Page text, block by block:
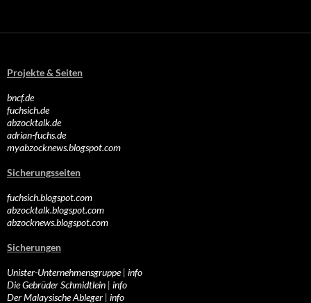
Projekte & Seiten
bncf.de
fuchsich.de
abzocktalk.de
adrian-fuchs.de
myabzocknews.blogspot.com
Sicherungsseiten
fuchsich.blogspot.com
abzocktalk.blogspot.com
abzocknews.blogspot.com
Sicherungen
Unister-Unternehmensgruppe| info
Die Gebrüder Schmidtlein | info
Der Malaysische Ableger | info